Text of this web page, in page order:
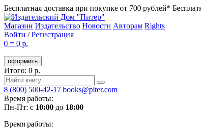
Бесплатная доставка при покупке от 700 рублей*
Магазин Издательство Новости Авторам Rights
Войти /Регистрация
0 = 0 р.
оформить
Итого: 0 р.
8 (800) 500-42-17 books@piter.com
Время работы:
Пн-Пт: с 10:00 до 18:00
Время работы: